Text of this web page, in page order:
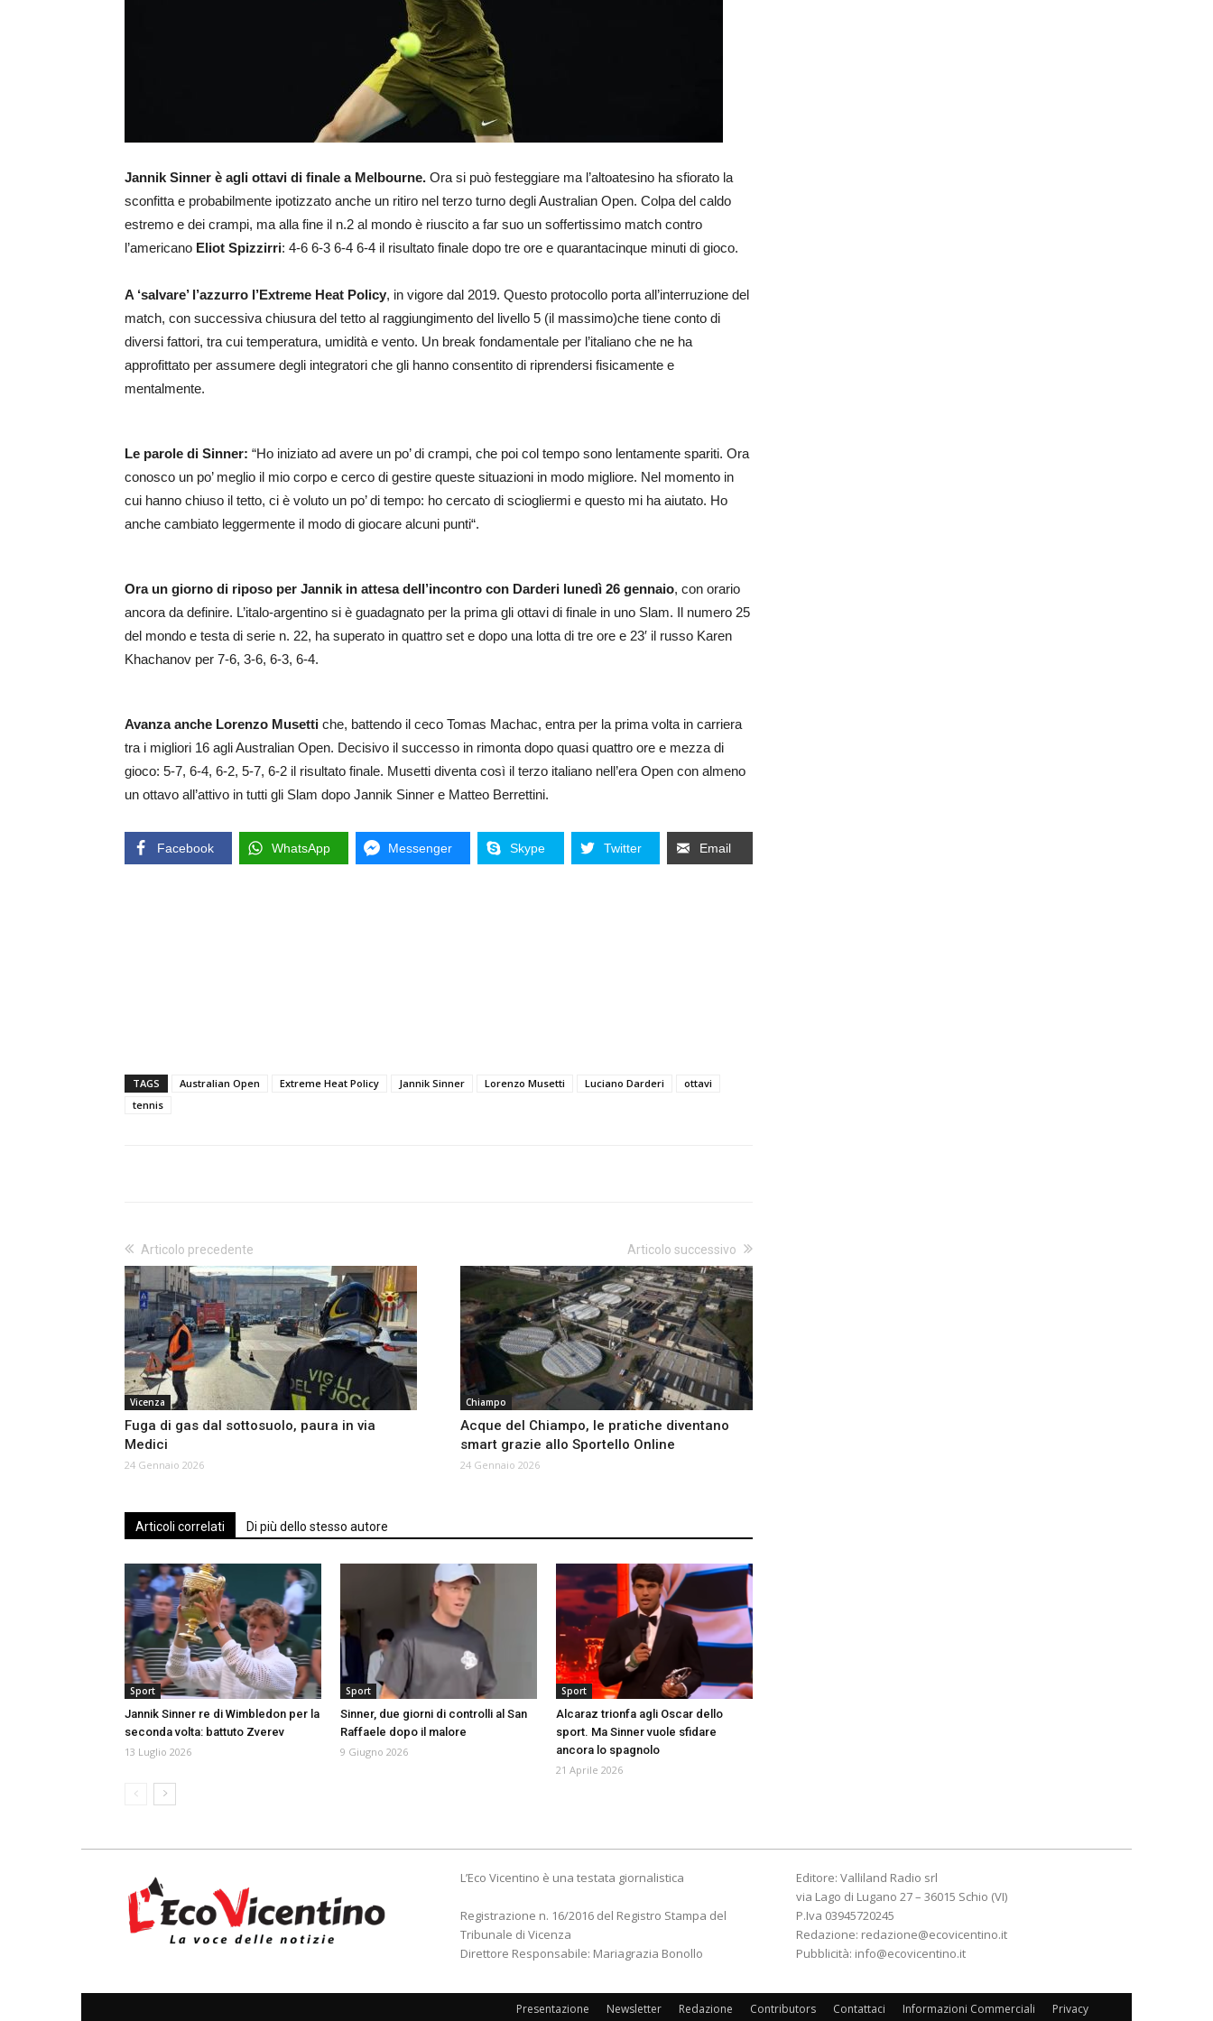
Jannik Sinner è agli ottavi di finale a Melbourne. Ora si può festeggiare ma l’altoatesino ha sfiorato la
sconfitta e probabilmente ipotizzato anche un ritiro nel terzo turno degli Australian Open. Colpa del caldo
estremo e dei crampi, ma alla fine il n.2 al mondo è riuscito a far suo un soffertissimo match contro
l’americano Eliot Spizzirri: 4-6 6-3 6-4 6-4 il risultato finale dopo tre ore e quarantacinque minuti di gioco.
A ‘salvare’ l’azzurro l’Extreme Heat Policy, in vigore dal 2019. Questo protocollo porta all’interruzione del
match, con successiva chiusura del tetto al raggiungimento del livello 5 (il massimo)che tiene conto di
diversi fattori, tra cui temperatura, umidità e vento. Un break fondamentale per l’italiano che ne ha
approfittato per assumere degli integratori che gli hanno consentito di riprendersi fisicamente e
mentalmente.
Le parole di Sinner: “Ho iniziato ad avere un po’ di crampi, che poi col tempo sono lentamente spariti. Ora
conosco un po’ meglio il mio corpo e cerco di gestire queste situazioni in modo migliore. Nel momento in
cui hanno chiuso il tetto, ci è voluto un po’ di tempo: ho cercato di sciogliermi e questo mi ha aiutato. Ho
anche cambiato leggermente il modo di giocare alcuni punti“.
Ora un giorno di riposo per Jannik in attesa dell’incontro con Darderi lunedì 26 gennaio, con orario
ancora da definire. L’italo-argentino si è guadagnato per la prima gli ottavi di finale in uno Slam. Il numero 25
del mondo e testa di serie n. 22, ha superato in quattro set e dopo una lotta di tre ore e 23′ il russo Karen
Khachanov per 7-6, 3-6, 6-3, 6-4.
Avanza anche Lorenzo Musetti che, battendo il ceco Tomas Machac, entra per la prima volta in carriera
tra i migliori 16 agli Australian Open. Decisivo il successo in rimonta dopo quasi quattro ore e mezza di
gioco: 5-7, 6-4, 6-2, 5-7, 6-2 il risultato finale. Musetti diventa così il terzo italiano nell’era Open con almeno
un ottavo all’attivo in tutti gli Slam dopo Jannik Sinner e Matteo Berrettini.
Facebook WhatsApp Messenger Skype Twitter Email
TAGS Australian Open Extreme Heat Policy Jannik Sinner Lorenzo Musetti Luciano Darderi
ottavi
tennis
Articolo precedente
Vicenza
Fuga di gas dal sottosuolo, paura in via
Medici
24 Gennaio 2026
Articolo successivo
Chiampo
Acque del Chiampo, le pratiche diventano
smart grazie allo Sportello Online
24 Gennaio 2026
Articoli correlati Di più dello stesso autore
Sport
Jannik Sinner re di Wimbledon per la
seconda volta: battuto Zverev
13 Luglio 2026
Sport
Sinner, due giorni di controlli al San
Raffaele dopo il malore
9 Giugno 2026
Sport
Alcaraz trionfa agli Oscar dello
sport. Ma Sinner vuole sfidare
ancora lo spagnolo
21 Aprile 2026
L’Eco Vicentino è una testata giornalistica
Registrazione n. 16/2016 del Registro Stampa del
Tribunale di Vicenza
Direttore Responsabile: Mariagrazia Bonollo
Editore: Valliland Radio srl
via Lago di Lugano 27 – 36015 Schio (VI)
P.Iva 03945720245
Redazione: redazione@ecovicentino.it
Pubblicità: info@ecovicentino.it
Presentazione Newsletter Redazione Contributors Contattaci Informazioni Commerciali Privacy